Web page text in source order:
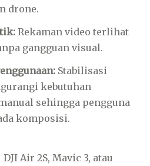
drone.
Rekaman video terlihat
gangguan visual.
Stabilisasi
kebutuhan
sehingga pengguna
komposisi.
Air 2S, Mavic 3, atau